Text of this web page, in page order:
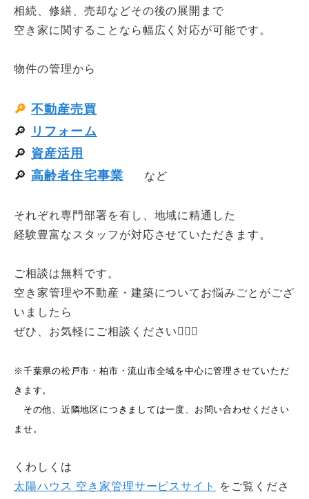
相続、修繕、売却などその後の展開まで
空き家に関することなら幅広く対応が可能です。
物件の管理から
🔎不動産売買
🔎
リフォーム
🔎 資産活用
🔎 高齢者住宅事業 など
それぞれ専門部署を有し、地域に精通した
経験豊富なスタッフが対応させていただきます。
ご相談は無料です。
空き家管理や不動産・建築についてお悩みごとがござ
いましたら
ぜひ、お気軽にご相談ください💁🏻‍♀️
※千葉県の松戸市・柏市・流山市全域を中心に管理させていただ
きます。
その他、近隣地区につきましては一度、お問い合わせください
ませ。
くわしくは
太陽ハウス 空き家管理サービスサイト
をご覧くださ